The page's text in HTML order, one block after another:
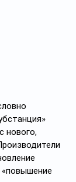
нового,
«повышение